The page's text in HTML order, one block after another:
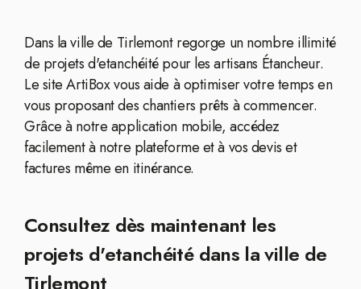
Dans la ville de Tirlemont regorge un nombre illimité
de projets d'etanchéité pour les artisans Étancheur.
Le site ArtiBox vous aide à optimiser votre temps en
vous proposant des chantiers prêts à commencer.
Grâce à notre application mobile, accédez
facilement à notre plateforme et à vos devis et
factures même en itinérance.
Consultez dès maintenant les
projets d'etanchéité dans la ville de
Tirlemont